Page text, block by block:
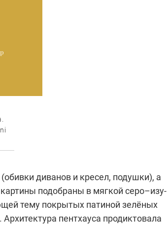
диванов и кресел, подушки), а
подобраны в мягкой серо–изу­
тему покрытых патиной зелёных
пентхауса продиктовала